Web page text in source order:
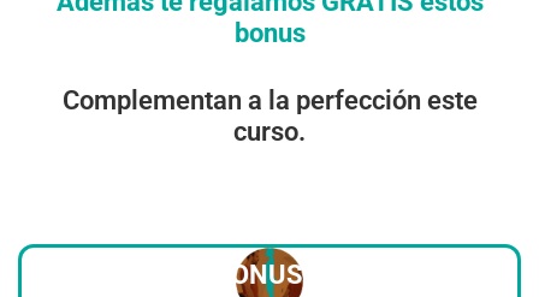
bonus
Complementan a la perfección este
curso.
BONUS 1